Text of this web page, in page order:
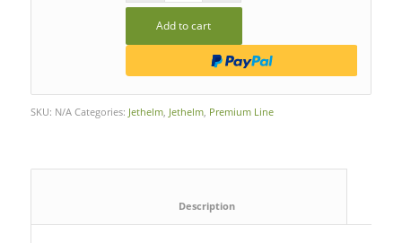
Add to cart
SKU: N/A Categories: Jethelm, Jethelm, Premium Line
						Description